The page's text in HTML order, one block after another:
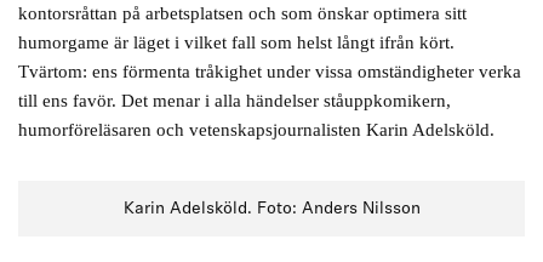
kontorsråttan på arbetsplatsen och som önskar optimera sitt
humorgame är läget i vilket fall som helst långt ifrån kört.
Tvärtom: ens förmenta tråkighet under vissa omständigheter verka
till ens favör. Det menar i alla händelser ståuppkomikern,
humorföreläsaren och vetenskapsjournalisten Karin Adelsköld.
Karin Adelsköld. Foto: Anders Nilsson